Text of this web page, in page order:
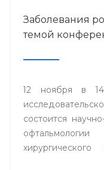
Заболевания
темой
12 ноября в
состоится